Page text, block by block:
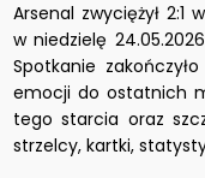
Arsenal zwyciężył
w niedzielę
Spotkanie
emocji do ostatnich
tego starcia oraz
strzelcy, kartki,